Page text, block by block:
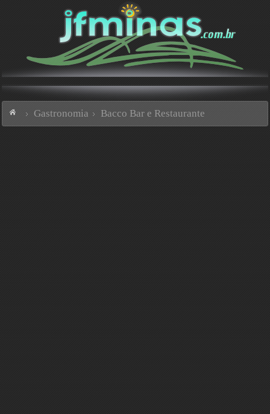
Gastronomia Bacco Bar e Restaurante